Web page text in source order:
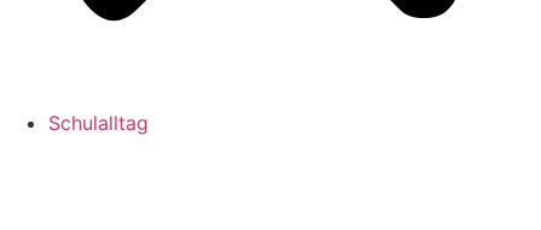
Schulalltag